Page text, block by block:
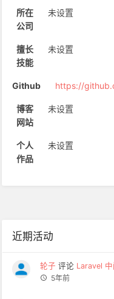
近期活动
轮子 评论 Laravel
5年前
所在
公司
未设置
擅长
技能
未设置
Github https://
博客
网站
未设置
个人
作品
未设置